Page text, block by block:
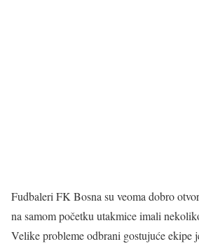
Fudbaleri FK Bosna su veoma dobro
na samom početku utakmice imali
Velike probleme odbrani gostujuće ekipe